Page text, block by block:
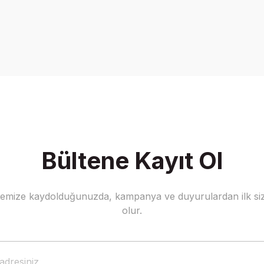
Gönder
Bültene Kayıt Ol
kaydolduğunuzda, kampanya ve duyurulardan ilk
olur.